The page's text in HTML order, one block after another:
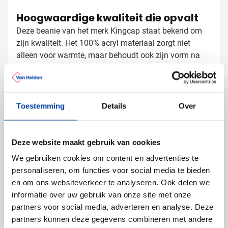
Toestemming Details Over
Deze website maakt gebruik van cookies
We gebruiken cookies om content en advertenties te
personaliseren, om functies voor social media te bieden
en om ons websiteverkeer te analyseren. Ook delen we
informatie over uw gebruik van onze site met onze
partners voor social media, adverteren en analyse. Deze
partners kunnen deze gegevens combineren met andere
Hoogwaardige kwaliteit die opvalt
Deze beanie van het merk Kingcap staat bekend om
zijn kwaliteit. Het 100% acryl materiaal zorgt niet
alleen voor warmte, maar behoudt ook zijn vorm na
en is tegelijk de ideale plek voor jouw bedrijfslogo.
Mutsen laten bedrukken met logo
Bij Van Helden Relatiegeschenken zorgen we voor een
Met je bedrijfslogo in één of meer kleuren
Met een korte tekst of slogan
Met verschillende namen mogelijk voor een
persoonlijke touch
De omslagrand van deze muts is speciaal ontworpen
voor een mooie borduring, waardoor jouw logo